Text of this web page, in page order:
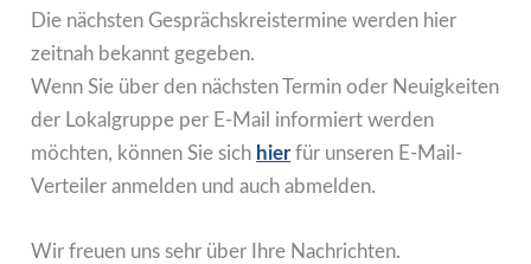
Die nächsten Gesprächskreistermine werden hier
zeitnah bekannt gegeben.
Wenn Sie über den nächsten Termin oder Neuigkeiten
der Lokalgruppe per E-Mail informiert werden
möchten, können Sie sich hierfür unseren E-Mail-
Verteiler anmelden und auch abmelden.
Wir freuen uns sehr über Ihre Nachrichten.